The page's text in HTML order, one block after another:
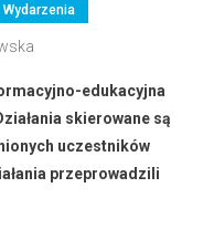
Wydarzenia
edukacyjna
skierowane są
uczestników
przeprowadzili